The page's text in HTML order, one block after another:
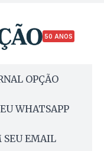
50 ANOS
OPÇÃO
WHATSAPP
SEU EMAIL